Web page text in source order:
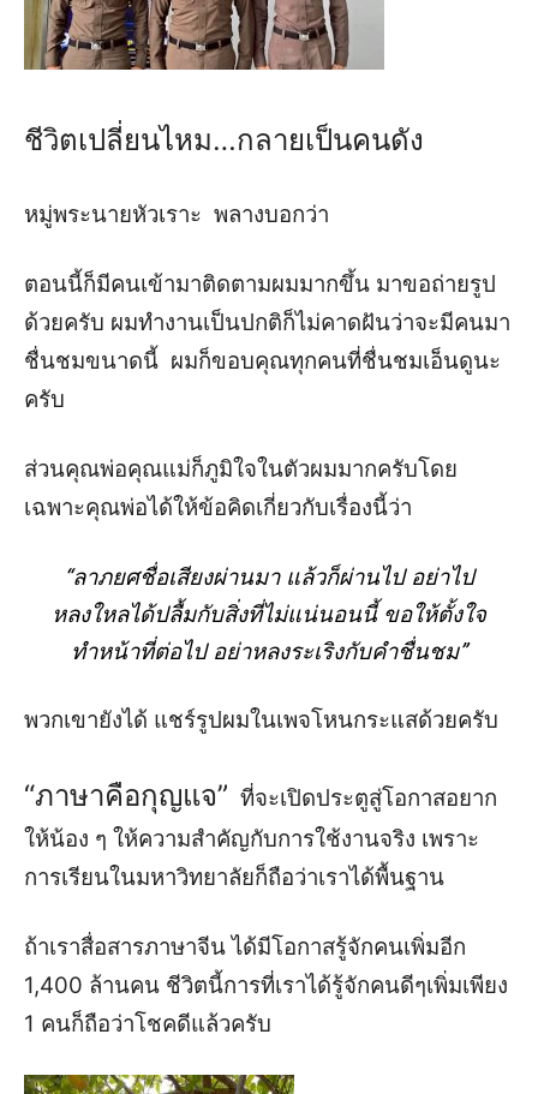
ชีวิตเปลี่ยนไหม…กลายเป็นคนดัง
หมู่พระนายหัวเราะ พลางบอกว่า
ตอนนี้ก็มีคนเข้ามาติดตามผมมากขึ้น มาขอถ่ายรูป
ด้วยครับ ผมทำงานเป็นปกติก็ไม่คาดฝันว่าจะมีคนมา
ชื่นชมขนาดนี้ ผมก็ขอบคุณทุกคนที่ชื่นชมเอ็นดูนะ
ครับ
ส่วนคุณพ่อคุณแม่ก็ภูมิใจในตัวผมมากครับโดย
เฉพาะคุณพ่อได้ให้ข้อคิดเกี่ยวกับเรื่องนี้ว่า
“ลาภยศชื่อเสียงผ่านมา แล้วก็ผ่านไป อย่าไป
หลงใหลได้ปลื้มกับสิ่งที่ไม่แน่นอนนี้ ขอให้ตั้งใจ
ทำหน้าที่ต่อไป อย่าหลงระเริงกับคำชื่นชม”
พวกเขายังได้ แชร์รูปผมในเพจโหนกระแสด้วยครับ
“ภาษาคือกุญแจ” ที่จะเปิดประตูสู่โอกาสอยาก
ให้น้อง ๆ ให้ความสำคัญกับการใช้งานจริง เพราะ
การเรียนในมหาวิทยาลัยก็ถือว่าเราได้พื้นฐาน
ถ้าเราสื่อสารภาษาจีน ได้มีโอกาสรู้จักคนเพิ่มอีก
1,400 ล้านคน ชีวิตนี้การที่เราได้รู้จักคนดีๆเพิ่มเพียง
1 คนก็ถือว่าโชคดีแล้วครับ